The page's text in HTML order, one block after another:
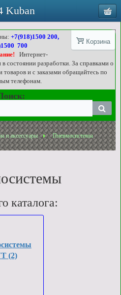
Корзина
+7(918)1500 200,
700
Интернет-
в состоянии разработки. За справками о
товаров и с заказами обращайтесь по
телефонам.
и аксессуары Пневмосистемы
каталога:
(2)
Kuban